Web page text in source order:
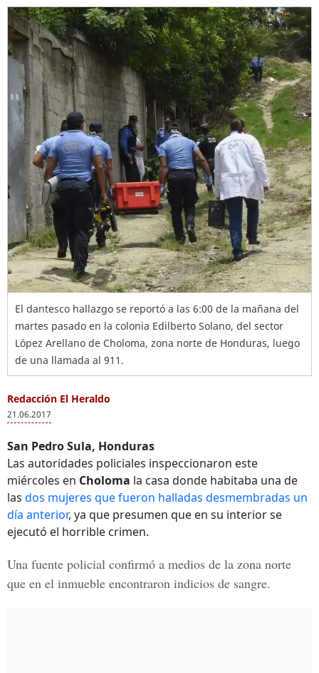
El dantesco hallazgo se reportó a las 6:00 de la mañana del
martes pasado en la colonia Edilberto Solano, del sector
López Arellano de Choloma, zona norte de Honduras, luego
de una llamada al 911.
Redacción El Heraldo
21.06.2017
San Pedro Sula, Honduras
Las autoridades policiales inspeccionaron este
miércoles en Choloma la casa donde habitaba una de
las dos mujeres que fueron halladas desmembradas un
día anterior, ya que presumen que en su interior se
ejecutó el horrible crimen.
Una fuente policial confirmó a medios de la zona norte
que en el inmueble encontraron indicios de sangre.